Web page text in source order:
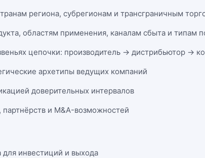
региона, субрегионам и трансграничным
областям применения, каналам сбыта и типам
цепочки: производитель → дистрибьютор →
архетипы ведущих компаний
доверительных интервалов
и M&A-возможностей
инвестиций и выхода